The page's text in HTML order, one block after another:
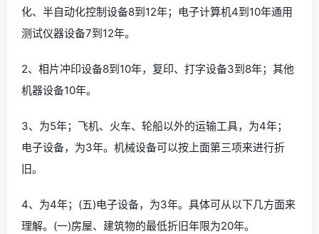
化、半自动化控制设备8到12年；电子计算机4到10年通用
测试仪器设备7到12年。
2、相片冲印设备8到10年，复印、打字设备3到8年；其他
机器设备10年。
3、为5年；飞机、火车、轮船以外的运输工具，为4年；
电子设备，为3年。机械设备可以按上面第三项来进行折
旧。
4、为4年；(五)电子设备，为3年。具体可从以下几方面来
理解。(一)房屋、建筑物的最低折旧年限为20年。